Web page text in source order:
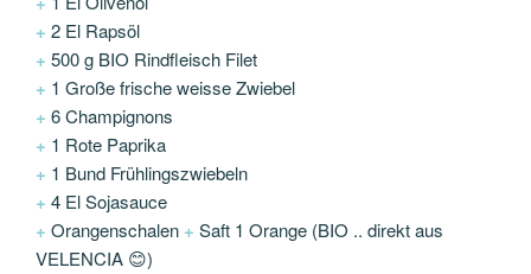
+ 2 El Rapsöl
+ 500 g BIO Rindfleisch Filet
+ 1 Große frische weisse Zwiebel
+ 6 Champignons
+ 1 Rote Paprika
+ 1 Bund Frühlingszwiebeln
+ 4 El Sojasauce
+ Orangenschalen + Saft 1 Orange (BIO .. direkt aus
VELENCIA 😊)